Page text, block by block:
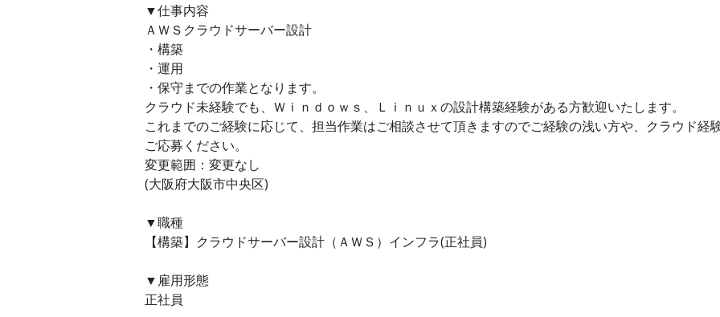
▼仕事内容
ＡＷＳクラウドサーバー設計
・構築
・運用
・保守までの作業となります。
クラウド未経験でも、Ｗｉｎｄｏｗｓ、Ｌｉｎｕｘの設計構築経験がある方歓迎いたします。
これまでのご経験に応じて、担当作業はご相談させて頂きますのでご経験の浅い方や、クラウド経
ご応募ください。
変更範囲：変更なし
(大阪府大阪市中央区)
▼職種
【構築】クラウドサーバー設計（ＡＷＳ）インフラ(正社員)
▼雇用形態
正社員